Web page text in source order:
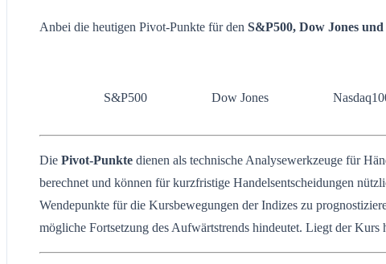
Anbei die heutigen Pivot-Punkte für den S&P500, Dow Jones
S&P500 Dow Jones
Die Pivot-Punkte dienen als technische Analysewerkzeuge für
berechnet und können für kurzfristige Handelsentscheidungen
Wendepunkte für die Kursbewegungen der Indizes zu
mögliche Fortsetzung des Aufwärtstrends hindeutet. Liegt der